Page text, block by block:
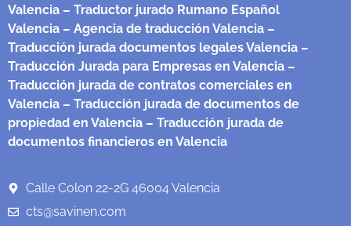
Valencia – Traductor jurado Rumano Español
Valencia – Agencia de traducción Valencia –
Traducción jurada documentos legales Valencia –
Traducción Jurada para Empresas en Valencia –
Traducción jurada de contratos comerciales en
Valencia – Traducción jurada de documentos de
propiedad en Valencia – Traducción jurada de
documentos financieros en Valencia
Calle Colon 22-2G 46004 Valencia
cts@savinen.com